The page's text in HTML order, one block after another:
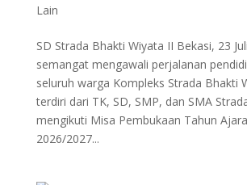
Lain
SD Strada Bhakti Wiyata II Bekasi, 23
semangat mengawali perjalanan
seluruh warga Kompleks Strada Bhakti
terdiri dari TK, SD, SMP, dan SMA
mengikuti Misa Pembukaan Tahun
2026/2027...